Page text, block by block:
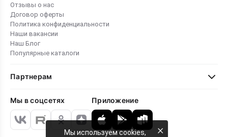
Отзывы о нас
Договор оферты
Политика конфиденциальности
Наши вакансии
Наш Блог
Популярные каталоги
Партнерам
Мы в соцсетях Приложение
Мы используем cookies, ×